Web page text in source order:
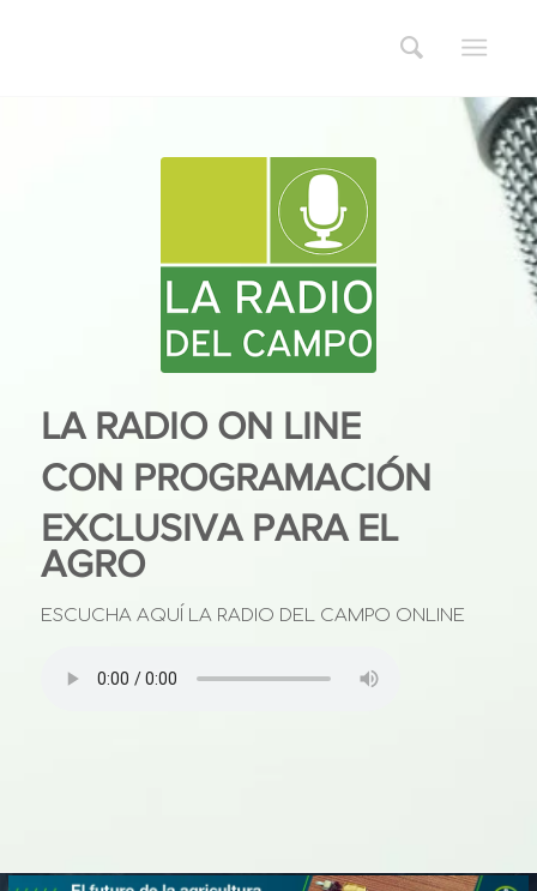
LA RADIO ON LINE
CON PROGRAMACIÓN
EXCLUSIVA PARA EL
AGRO
ESCUCHA AQUÍ LA RADIO DEL CAMPO ONLINE